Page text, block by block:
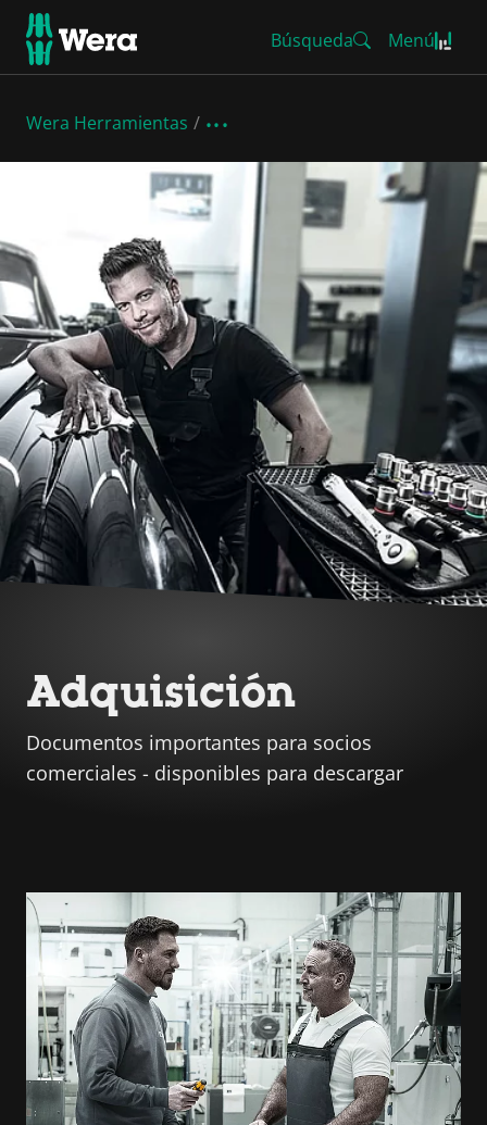
Búsqueda Menú
Wera Herramientas
Adquisición
Documentos importantes para socios
comerciales - disponibles para descargar